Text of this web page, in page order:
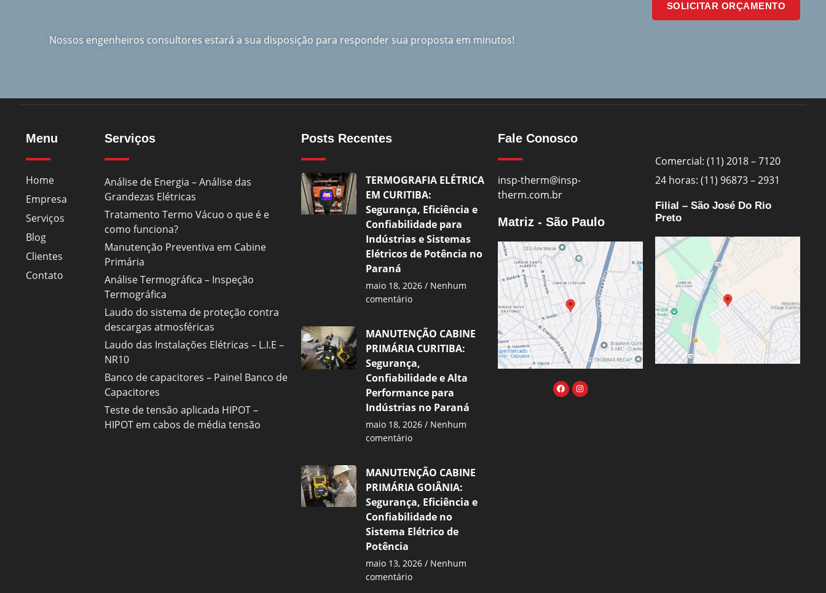
Nossos engenheiros consultores estará a sua disposição para responder sua proposta em minutos!
SOLICITAR ORÇAMENTO
Menu
Home
Empresa
Serviços
Blog
Clientes
Contato
Serviços
Análise de Energia – Análise das
Grandezas Elétricas
Tratamento Termo Vácuo o que é e
como funciona?
Manutenção Preventiva em Cabine
Primária
Análise Termográfica – Inspeção
Termográfica
Laudo do sistema de proteção contra
descargas atmosféricas
Laudo das Instalações Elétricas – L.I.E –
NR10
Banco de capacitores – Painel Banco de
Capacitores
Teste de tensão aplicada HIPOT –
HIPOT em cabos de média tensão
Posts Recentes
TERMOGRAFIA ELÉTRICA
EM CURITIBA:
Segurança, Eficiência e
Confiabilidade para
Indústrias e Sistemas
Elétricos de Potência no
Paraná
maio 18, 2026
Nenhum
comentário
MANUTENÇÃO CABINE
PRIMÁRIA CURITIBA:
Segurança,
Confiabilidade e Alta
Performance para
Indústrias no Paraná
maio 18, 2026
Nenhum
comentário
MANUTENÇÃO CABINE
PRIMÁRIA GOIÂNIA:
Segurança, Eficiência e
Confiabilidade no
Sistema Elétrico de
Potência
maio 13, 2026
Nenhum
comentário
Fale Conosco
insp-therm@insp-
therm.com.br
Matriz - São Paulo
Comercial: (11) 2018 – 7120
24 horas: (11) 96873 – 2931
Filial – São José Do Rio
Preto